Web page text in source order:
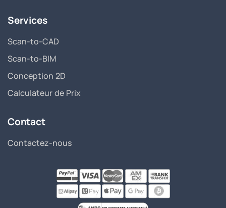
Services
Scan-to-CAD
Scan-to-BIM
Conception 2D
Calculateur de Prix
Contact
Contactez-nous